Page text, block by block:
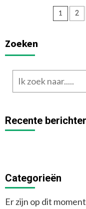
Posts
1 2
Zoeken
Recente
Categorieën
Er zijn op dit